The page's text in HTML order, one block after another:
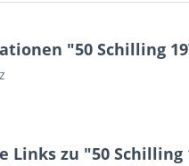
"50 Schilling
Links zu "50 Schilling